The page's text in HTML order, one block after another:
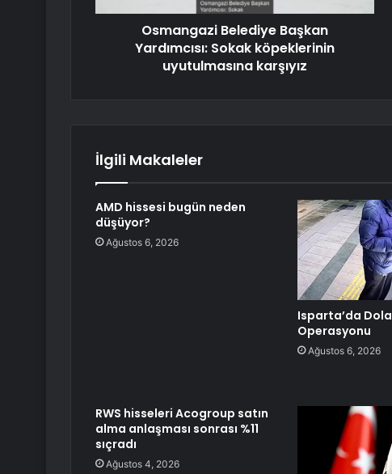
Osmangazi Belediye Başkan
Yardımcısı: Sokak köpeklerinin
uyutulmasına karşıyız
İlgili Makaleler
AMD hissesi bugün neden
düşüyor?
Ağustos 6, 2026
Isparta’da
Operasyonu
Ağustos 6, 2026
RWS hisseleri Acogroup satın
alma anlaşması sonrası %11
sıçradı
Ağustos 4, 2026